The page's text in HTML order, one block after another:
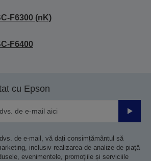
F6300 (nK)
F6400
cu Epson
de e-mail, vă dați consimțământul să
inclusiv realizarea de analize de piață
evenimentele, promoțiile și serviciile